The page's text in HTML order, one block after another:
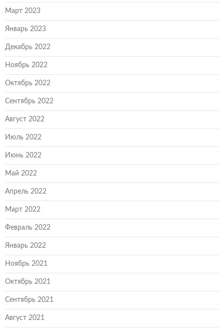
Март 2023
Январь 2023
Декабрь 2022
Ноябрь 2022
Октябрь 2022
Сентябрь 2022
Август 2022
Июль 2022
Июнь 2022
Май 2022
Апрель 2022
Март 2022
Февраль 2022
Январь 2022
Ноябрь 2021
Октябрь 2021
Сентябрь 2021
Август 2021